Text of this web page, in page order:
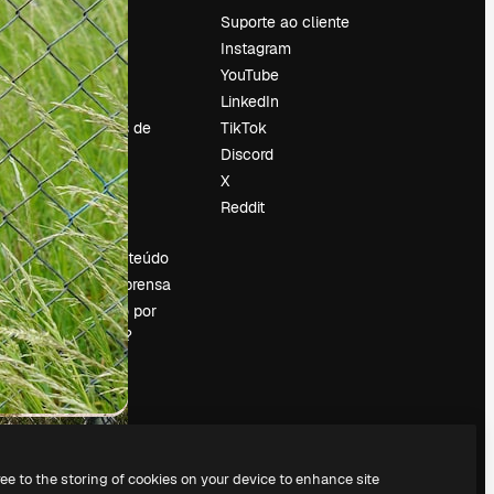
Preços
Sobre nós
Reviews
Emprego
Tendências de
pesquisa
Blog
Eventos
Slidesgo
Vender conteúdo
Sala de imprensa
Procurando por
magnific.ai?
Suporte ao cliente
Instagram
YouTube
LinkedIn
TikTok
Discord
X
Reddit
to the storing of cookies on your device to enhance site